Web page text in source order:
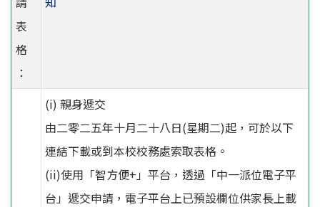
表
格
：
(i) 親身遞交
由二零二五年十月二十八日(星期二)起，可於以下
連結下載或到本校校務處索取表格。
(ii)使用「智方便+」平台，透過「中一派位電子平
台」遞交申請，電子平台上已預設欄位供家長上載